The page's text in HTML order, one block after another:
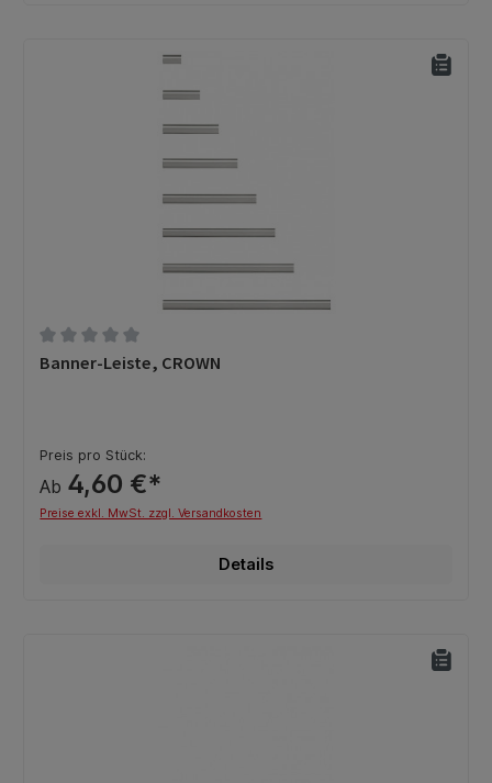
Durchschnittliche Bewertung von 0 von 5 Sternen
Banner-Leiste, CROWN
Preis pro Stück:
Ab 4,60 €*
Preise exkl. MwSt. zzgl. Versandkosten
Details